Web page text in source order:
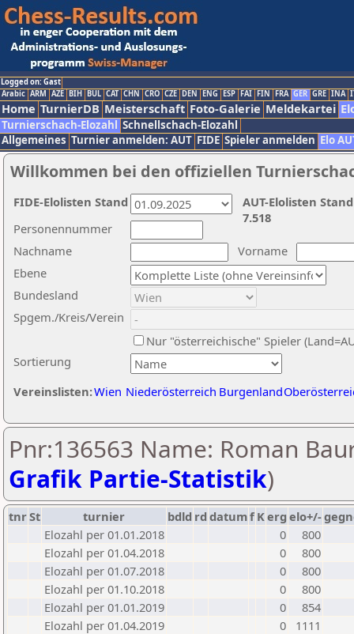
Logged on: Gast
Arabic ARM AZE BIH BUL CAT CHN CRO CZE DEN ENG ESP FAI FIN FRA GER GRE INA
Home TurnierDB Meisterschaft Foto-Galerie Meldekartei
Turnierschach-Elozahl Schnellschach-Elozahl
Allgemeines Turnier anmelden: AUT FIDE Spieler anmelden Elo
Willkommen bei den offiziellen
Nachname
Vorname
Ebene
Sortierung
Personennummer
Bundesland
Spgem./Kreis/Verein
Nur "österreichische" Spieler
Vereinslisten:Wien Niederösterreich Burgenland
AUT-Elolisten
7.518
FIDE-Elolisten Stand
Pnr:136563 Name: Roman
Grafik Partie-Statistik)
tnrSt turnier bdld rd datumf Kerg elo+/-
Elozahl per 01.01.2018
0
800
Elozahl per 01.04.2018
0
800
Elozahl per 01.07.2018
0
800
Elozahl per 01.10.2018
0
800
Elozahl per 01.01.2019
0
854
Elozahl per 01.04.2019
0
1111